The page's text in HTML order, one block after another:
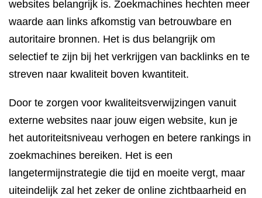
websites belangrijk is. Zoekmachines hechten meer
waarde aan links afkomstig van betrouwbare en
autoritaire bronnen. Het is dus belangrijk om
selectief te zijn bij het verkrijgen van backlinks en te
streven naar kwaliteit boven kwantiteit.
Door te zorgen voor kwaliteitsverwijzingen vanuit
externe websites naar jouw eigen website, kun je
het autoriteitsniveau verhogen en betere rankings in
zoekmachines bereiken. Het is een
langetermijnstrategie die tijd en moeite vergt, maar
uiteindelijk zal het zeker de online zichtbaarheid en